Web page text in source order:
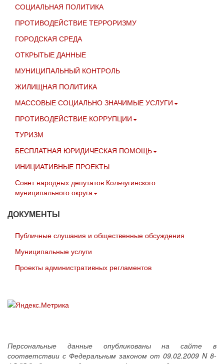
СОЦИАЛЬНАЯ ПОЛИТИКА
ПРОТИВОДЕЙСТВИЕ ТЕРРОРИЗМУ
ГОРОДСКАЯ СРЕДА
ОТКРЫТЫЕ ДАННЫЕ
МУНИЦИПАЛЬНЫЙ КОНТРОЛЬ
ЖИЛИЩНАЯ ПОЛИТИКА
МАССОВЫЕ СОЦИАЛЬНО ЗНАЧИМЫЕ УСЛУГИ
ПРОТИВОДЕЙСТВИЕ КОРРУПЦИИ
ТУРИЗМ
БЕСПЛАТНАЯ ЮРИДИЧЕСКАЯ ПОМОЩЬ
ИНИЦИАТИВНЫЕ ПРОЕКТЫ
Совет народных депутатов Кольчугинского
муниципального округа
ДОКУМЕНТЫ
Публичные слушания и общественные обсуждения
Муниципальные услуги
Проекты административных регламентов
Персональные данные опубликованы на сайте в
соответствии с Федеральным законом от 09.02.2009 N 8-